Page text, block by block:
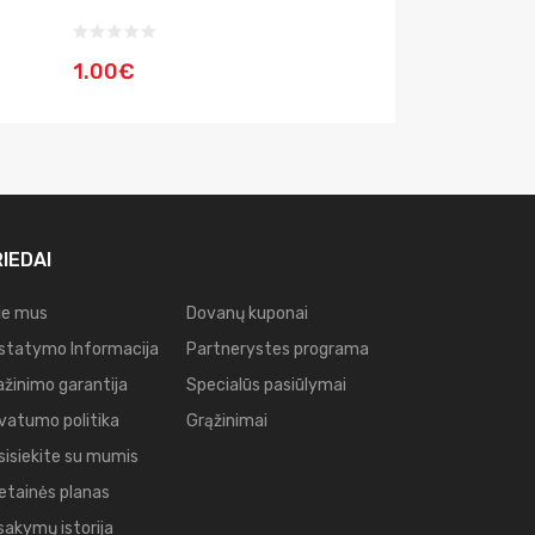
1.00€
mus
Informacija
garantija
politika
su mumis
planas
istorija
Dovanų kuponai
Partnerystes programa
Specialūs pasiūlymai
Grąžinimai